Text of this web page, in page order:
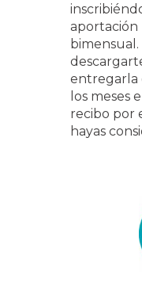
aportación
entregarla
los meses
recibo por
hayas